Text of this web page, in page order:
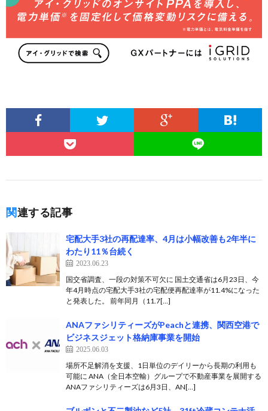
関連する記事
宅配大手3社の再配達率、4月は小幅改善も2年半に
わたり11％台続く
2023.06.23
国交省調査、一段の対策不可欠に 国土交通省は6月23日、今
年4月時点の宅配大手3社の宅配便再配達率が11.4%になった
と発表した。 前年同月（11.7[…]
ANAファシリティーズがPeachと連携、関西空港で
ビジネスジェット格納庫事業を開始
2025.06.03
場所不足解消を支援、1日単位のデイリーから長期の利用も
可能に ANA（全日本空輸）グループで不動産事業を展開する
ANAファシリティーズは6月3日、AN[…]